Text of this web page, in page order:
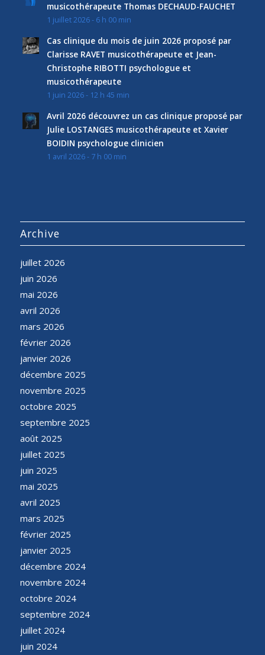
musicothérapeute Thomas DECHAUD-FAUCHET
1 juillet 2026 - 6 h 00 min
Cas clinique du mois de juin 2026 proposé par
Clarisse RAVET musicothérapeute et Jean-
Christophe RIBOTTI psychologue et
musicothérapeute
1 juin 2026 - 12 h 45 min
Avril 2026 découvrez un cas clinique proposé par
Julie LOSTANGES musicothérapeute et Xavier
BOIDIN psychologue clinicien
1 avril 2026 - 7 h 00 min
Archive
juillet 2026
juin 2026
mai 2026
avril 2026
mars 2026
février 2026
janvier 2026
décembre 2025
novembre 2025
octobre 2025
septembre 2025
août 2025
juillet 2025
juin 2025
mai 2025
avril 2025
mars 2025
février 2025
janvier 2025
décembre 2024
novembre 2024
octobre 2024
septembre 2024
juillet 2024
juin 2024